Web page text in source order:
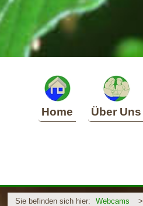
Home Über Uns
Sie befinden sich hier: Webcams >